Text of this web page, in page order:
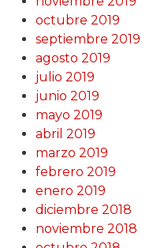
octubre 2019
septiembre 2019
agosto 2019
julio 2019
junio 2019
mayo 2019
abril 2019
marzo 2019
febrero 2019
enero 2019
diciembre 2018
noviembre 2018